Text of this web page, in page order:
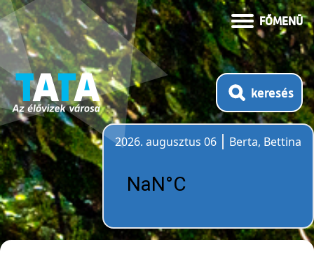
FŐMENÜ
keresés
2026. augusztus 06
Berta, Bettina